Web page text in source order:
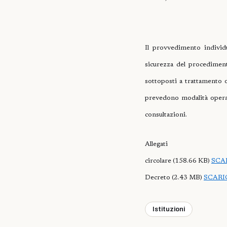
Il provvedimento
sicurezza del
sottoposti a trattamento
prevedono modalità
consultazioni.
Allegati
circolare (158.66 KB)
Decreto (2.43 MB)
Istituzioni